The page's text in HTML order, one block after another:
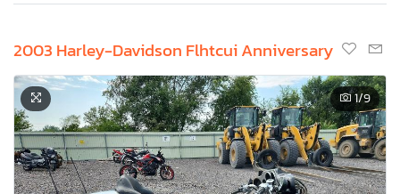
2003 Harley-Davidson Flhtcui Anniversary
1/9